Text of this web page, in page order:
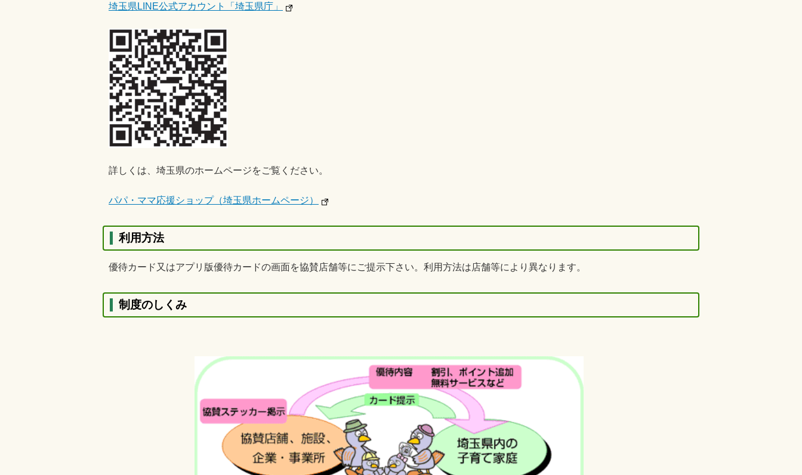
埼玉県LINE公式アカウント「埼玉県庁」
詳しくは、埼玉県のホームページをご覧ください。
パパ・ママ応援ショップ（埼玉県ホームページ）
利用方法
優待カード又はアプリ版優待カードの画面を協賛店舗等にご提示下さい。利用方法は店舗等により異なります。
制度のしくみ